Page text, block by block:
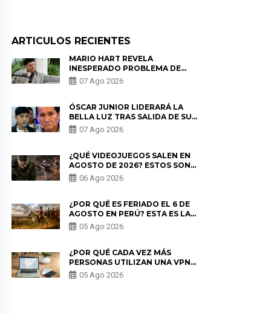
ARTICULOS RECIENTES
MARIO HART REVELA
INESPERADO PROBLEMA DE
SALUD ANTES DE SEPARARSE DE
KORINA: “ME ENCONTRARON UN
07 Ago 2026
ÓSCAR JUNIOR LIDERARÁ LA
BELLA LUZ TRAS SALIDA DE SU
PADRE POR POLÉMICA CON
NALDY SALDAÑA
07 Ago 2026
¿QUÉ VIDEOJUEGOS SALEN EN
AGOSTO DE 2026? ESTOS SON
LOS ESTRENOS MÁS ESPERADOS
06 Ago 2026
¿POR QUÉ ES FERIADO EL 6 DE
AGOSTO EN PERÚ? ESTA ES LA
HISTORIA
05 Ago 2026
¿POR QUÉ CADA VEZ MÁS
PERSONAS UTILIZAN UNA VPN
PARA PROTEGER SU
PRIVACIDAD?
05 Ago 2026